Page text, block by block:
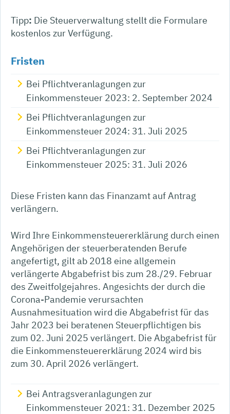
Tipp: Die Steuerverwaltung stellt die Formulare
kostenlos zur Verfügung.
Fristen
Bei Pflichtveranlagungen zur
Einkommensteuer 2023: 2. September 2024
Bei Pflichtveranlagungen zur
Einkommensteuer 2024: 31. Juli 2025
Bei Pflichtveranlagungen zur
Einkommensteuer 2025: 31. Juli 2026
Diese Fristen kann das Finanzamt auf Antrag
verlängern.
Wird Ihre Einkommensteuererklärung durch einen
Angehörigen der steuerberatenden Berufe
angefertigt, gilt ab 2018 eine allgemein
verlängerte Abgabefrist bis zum 28./29. Februar
des Zweitfolgejahres. Angesichts der durch die
Corona-Pandemie verursachten
Ausnahmesituation wird die Abgabefrist für das
Jahr 2023 bei beratenen Steuerpflichtigen bis
zum 02. Juni 2025 verlängert. Die Abgabefrist für
die Einkommensteuererklärung 2024 wird bis
zum 30. April 2026 verlängert.
Bei Antragsveranlagungen zur
Einkommensteuer 2021: 31. Dezember 2025